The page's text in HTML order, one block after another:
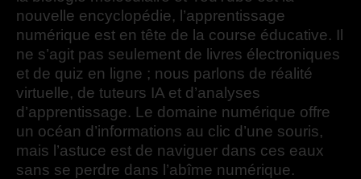
nouvelle encyclopédie, l’apprentissage
numérique est en tête de la course éducative. Il
ne s’agit pas seulement de livres électroniques
et de quiz en ligne ; nous parlons de réalité
virtuelle, de tuteurs IA et d’analyses
d’apprentissage. Le domaine numérique offre
un océan d’informations au clic d’une souris,
mais l’astuce est de naviguer dans ces eaux
sans se perdre dans l’abîme numérique.